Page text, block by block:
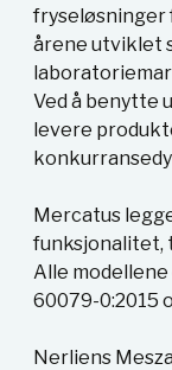
fryseløsninger
årene utviklet
Ved å benytte
levere
Mercatus
funksjonalitet,
Alle modellene
60079-0:2015
Nerliens